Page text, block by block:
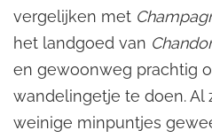
vergelijken met
het landgoed van
en gewoonweg prachtig
wandelingetje te doen. Al
weinige minpuntjes